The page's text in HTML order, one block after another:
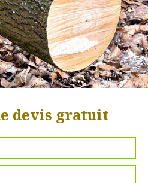
devis gratuit